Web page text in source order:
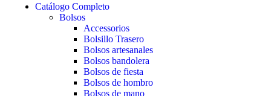
Catálogo Completo
Bolsos
Accessorios
Bolsillo Trasero
Bolsos artesanales
Bolsos bandolera
Bolsos de fiesta
Bolsos de hombro
Bolsos de mano